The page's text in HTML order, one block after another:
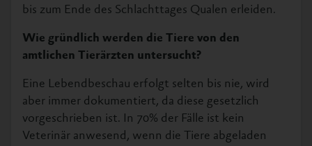
bis zum Ende des Schlachttages Qualen erleiden.
Wie gründlich werden die Tiere von den
amtlichen Tierärzten untersucht?
Eine Lebendbeschau erfolgt selten bis nie, wird
aber immer dokumentiert, da diese gesetzlich
vorgeschrieben ist. In 70% der Fälle ist kein
Veterinär anwesend, wenn die Tiere abgeladen